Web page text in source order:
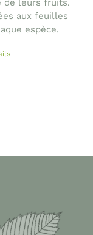
de leurs fruits.
aux feuilles
espèce.